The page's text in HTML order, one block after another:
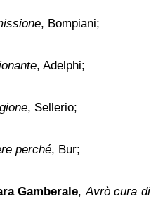
, Bompiani;
, Adelphi;
, Sellerio;
perché, Bur;
Gamberale,Avrò cura di